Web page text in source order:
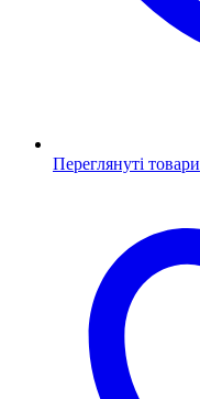
Переглянуті товари